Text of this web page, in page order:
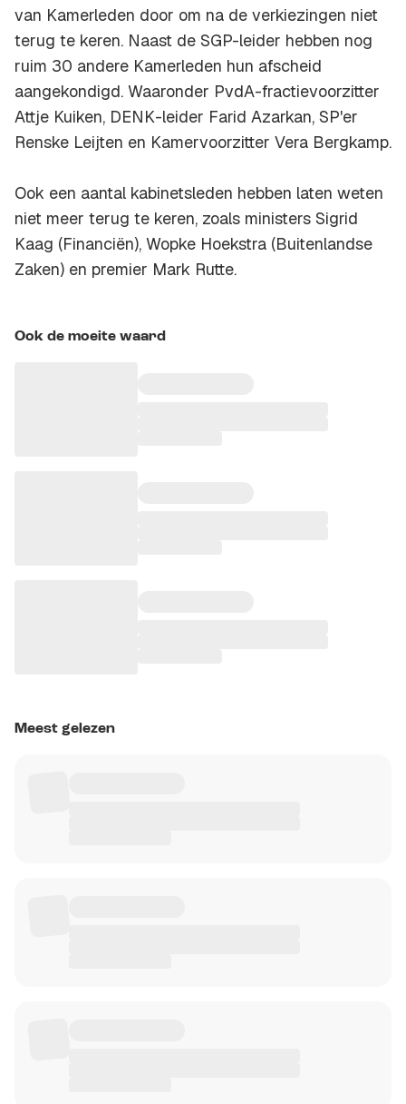
van Kamerleden door om na de verkiezingen niet
terug te keren. Naast de SGP-leider hebben nog
ruim 30 andere Kamerleden hun afscheid
aangekondigd. Waaronder PvdA-fractievoorzitter
Attje Kuiken, DENK-leider Farid Azarkan, SP'er
Renske Leijten en Kamervoorzitter Vera Bergkamp.
Ook een aantal kabinetsleden hebben laten weten
niet meer terug te keren, zoals ministers Sigrid
Kaag (Financiën), Wopke Hoekstra (Buitenlandse
Zaken) en premier Mark Rutte.
Ook de moeite waard
Meest gelezen